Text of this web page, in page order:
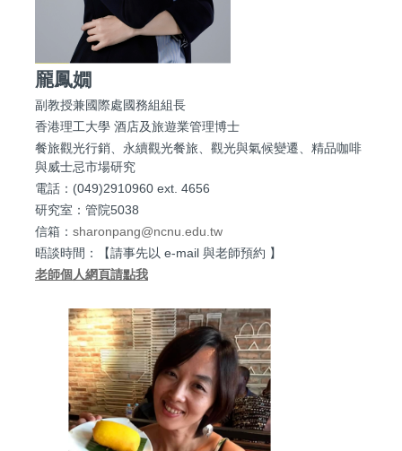
龎鳳嫺
副教授兼國際處國務組組長
香港理工大學 酒店及旅遊業管理博士
餐旅觀光行銷、永續觀光餐旅、觀光與氣候變遷、精品咖啡
與威士忌市場研究
電話：(049)2910960 ext. 4656
研究室：管院5038
信箱： sharonpang@ncnu.edu.tw
晤談時間：【請事先以 e-mail 與老師預約 】
老師個人網頁請點我